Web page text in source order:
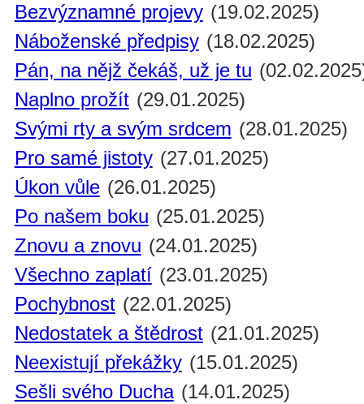
Bezvýznamné projevy (19.02.2025)
Náboženské předpisy (18.02.2025)
Pán, na nějž čekáš, už je tu
Naplno prožít (29.01.2025)
Svými rty a svým srdcem (28.01.2025)
Pro samé jistoty (27.01.2025)
Úkon vůle (26.01.2025)
Po našem boku (25.01.2025)
Znovu a znovu (24.01.2025)
Všechno zaplatí (23.01.2025)
Pochybnost (22.01.2025)
Nedostatek a štědrost (21.01.2025)
Neexistují překážky (15.01.2025)
Sešli svého Ducha (14.01.2025)